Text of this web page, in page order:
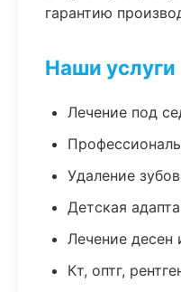
гарантию
Наши услуги
Лечение под
Удаление
Детская
Лечение десен
Кт, оптг,